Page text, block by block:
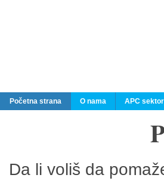
Početna strana O nama APC
Da li voliš da